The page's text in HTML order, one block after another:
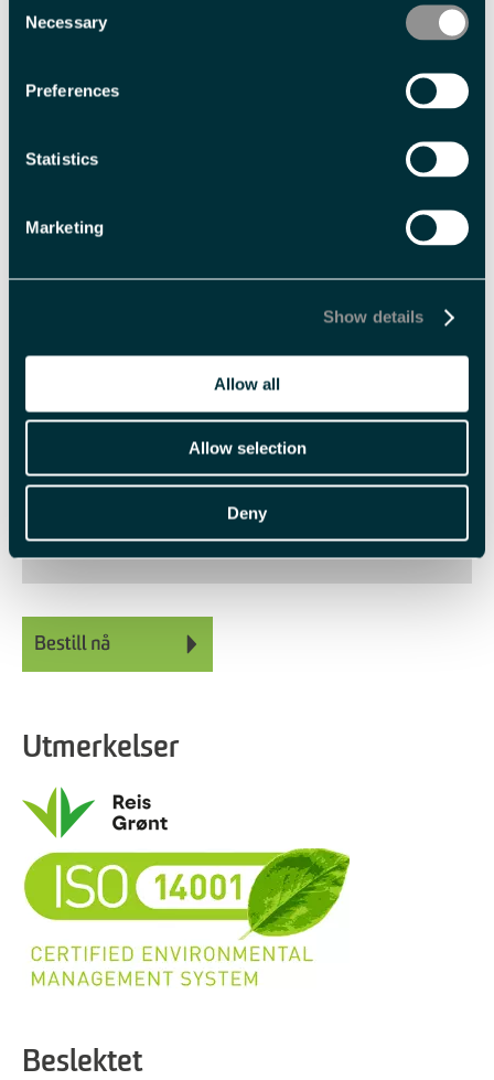
Selection
Necessary
Preferences
Statistics
Marketing
Show details
Allow all
Allow selection
Deny
Med forbehold om prisendringer.
Fasiliteter
Aktiviteter
Varighet
2,5 timer
Utmerkelser
Beslektet